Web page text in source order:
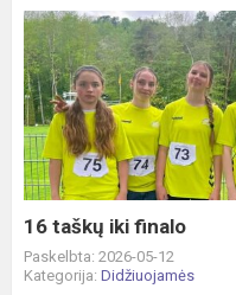
16
taškų
iki
finalo
16 taškų iki finalo
Paskelbta: 2026-05-12
Kategorija: Didžiuojamės